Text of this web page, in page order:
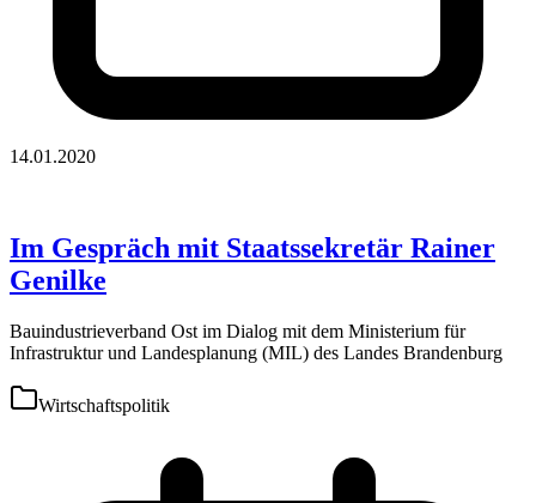
14.01.2020
Im Gespräch mit Staatssekretär Rainer
Genilke
Bauindustrieverband Ost im Dialog mit dem Ministerium für
Infrastruktur und Landesplanung (MIL) des Landes Brandenburg
Wirtschaftspolitik